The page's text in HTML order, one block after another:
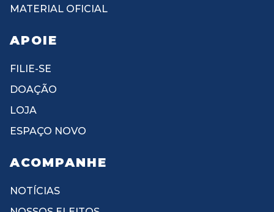
MATERIAL OFICIAL
APOIE
FILIE-SE
DOAÇÃO
LOJA
ESPAÇO NOVO
ACOMPANHE
NOTÍCIAS